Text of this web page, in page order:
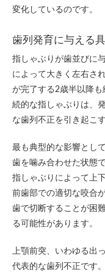
変化しているのです。
歯列発育に与える
指しゃぶりが歯並びに
によって大きく左右さ
が完了する2歳半以降
続的な指しゃぶりは、
な歯列不正を引き起こ
最も典型的な影響とし
歯を噛み合わせた状態
指しゃぶりによって上
前歯部での適切な咬合
歯で切断することが困
る可能性があります。
上顎前突、いわゆる出
代表的な歯列不正です